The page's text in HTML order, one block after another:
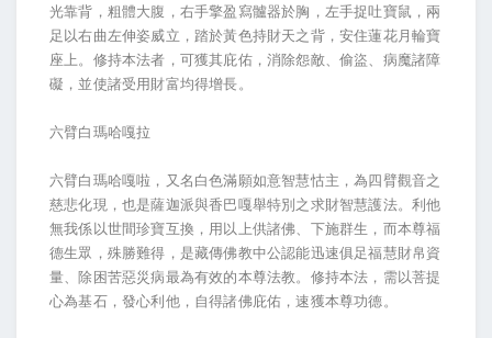
光靠背，粗體大腹，右手擎盈寫髗器於胸，左手捉吐寶鼠，兩
足以右曲左伸姿威立，踏於黃色持財天之背，安住蓮花月輪寶
座上。修持本法者，可獲其庇佑，消除怨敵、偷盜、病魔諸障
礙，並使諸受用財富均得增長。
六臂白瑪哈嘎拉
六臂白瑪哈嘎啦，又名白色滿願如意智慧怙主，為四臂觀音之
慈悲化現，也是薩迦派與香巴嘎舉特別之求財智慧護法。利他
無我係以世間珍寶互換，用以上供諸佛、下施群生，而本尊福
德生眾，殊勝難得，是藏傳佛教中公認能迅速俱足福慧財帛資
量、除困苦惡災病最為有效的本尊法教。修持本法，需以菩提
心為基石，發心利他，自得諸佛庇佑，速獲本尊功德。